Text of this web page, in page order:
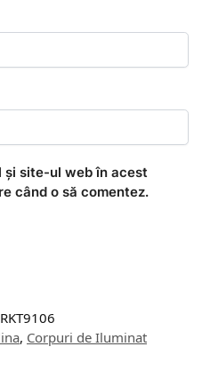
și site-ul web în acest
când o să comentez.
, Corpuri de Iluminat